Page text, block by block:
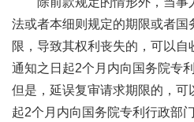
法或者本细则规定的期限或者国
限，导致其权利丧失的，可以
通知之日起2个月内向国务院专
但是，延误复审请求期限的，可
起2个月内向国务院专利行政部